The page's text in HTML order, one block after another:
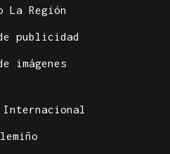
La Región
publicidad
imágenes
Internacional